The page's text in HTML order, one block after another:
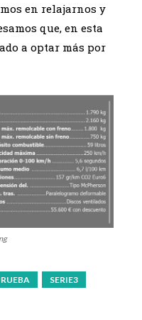
en relajarnos y
que, en esta
a optar más por
SERIE3